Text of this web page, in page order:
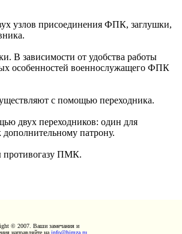
узлов присоединения ФПК, заглушки,
В зависимости от удобства работы
особенностей военнослужащего ФПК
с помощью переходника.
двух переходников: один для
патрону.
противогазу ПМК.
© 2007. Ваши замечания и
направляйте на info@himza.ru